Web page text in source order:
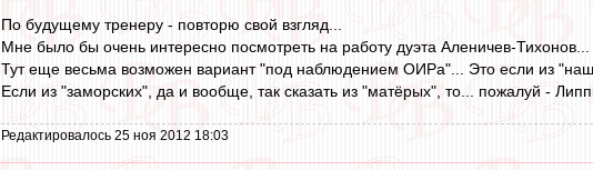
По будущему тренеру - повторю свой взгляд...
Мне было бы очень интересно посмотреть на работу дуэта Аленичев-Тихонов...
Тут еще весьма возможен вариант "под наблюдением ОИРа"... Это если из
Если из "заморских", да и вообще, так сказать из "матёрых", то... пожалуй -
Редактировалось 25 ноя 2012 18:03